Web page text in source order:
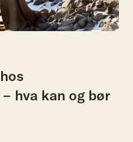
hos
– hva kan og bør